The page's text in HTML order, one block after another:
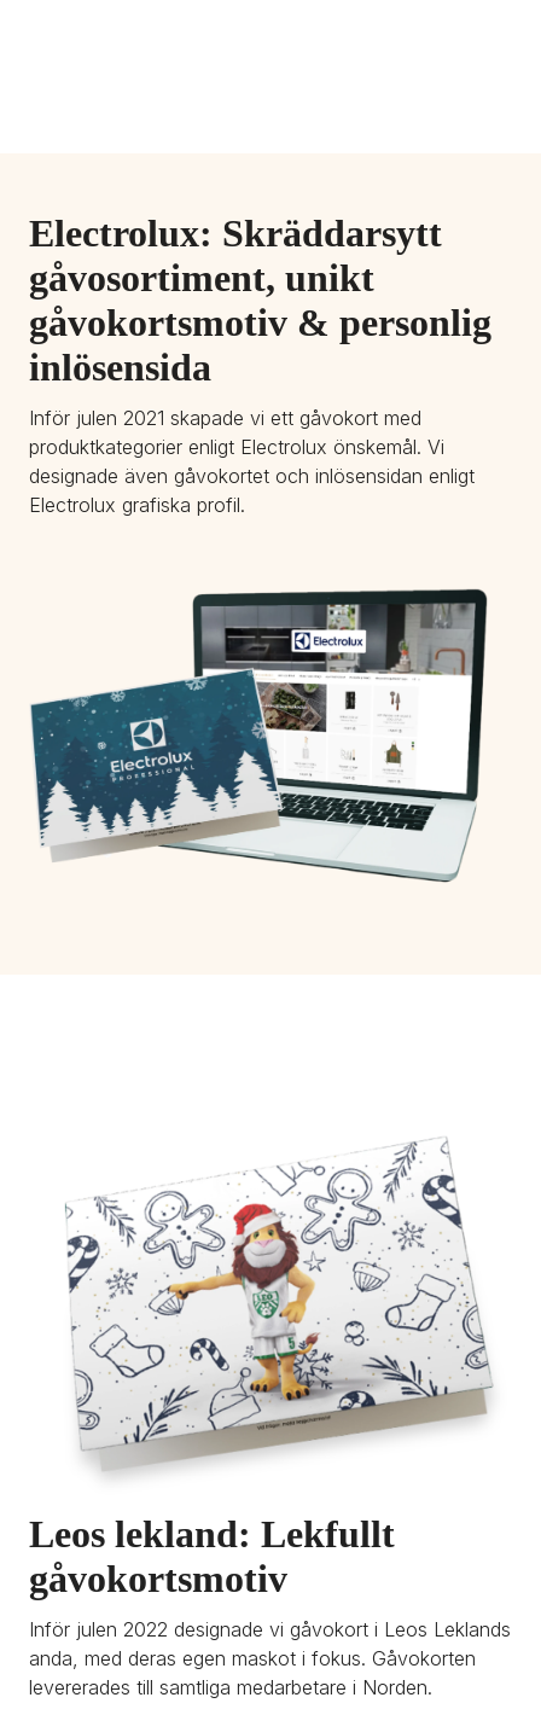
Electrolux: Skräddarsytt
gåvosortiment, unikt
gåvokortsmotiv & personlig
inlösensida
Inför julen 2021 skapade vi ett gåvokort med
produktkategorier enligt Electrolux önskemål. Vi
designade även gåvokortet och inlösensidan enligt
Electrolux grafiska profil.
Leos lekland: Lekfullt
gåvokortsmotiv
Inför julen 2022 designade vi gåvokort i Leos Leklands
anda, med deras egen maskot i fokus. Gåvokorten
levererades till samtliga medarbetare i Norden.